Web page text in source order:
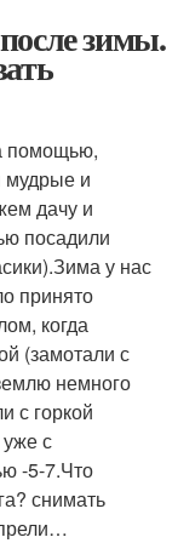
зимы.
помощью,
мудрые и
дачу и
посадили
у нас
принято
когда
(замотали с
немного
с горкой
с
-5-7.Что
снимать